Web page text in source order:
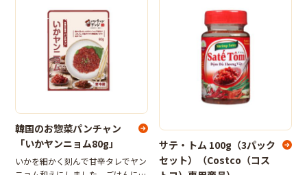
量の水で割ってご使用いただくあさ
韓国のお惣菜パンチャン
「いかヤンニョム80g」
いかを細かく刻んで甘辛タレでヤン
サテ・トム 100g（3パック
セット）（Costco（コス